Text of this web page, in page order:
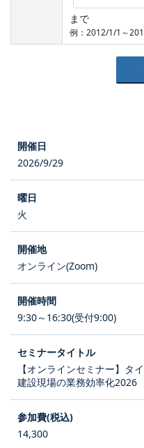
まで
例：2012/1/1～
2026/9/29
火
オンライン(Zoom)
9:30～16:30(受付9:00)
【オンラインセミナー】タ
建設現場の業務効率化2026
14,300